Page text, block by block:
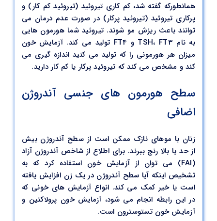
همانطورکه گفته شد، کم کاری تیروئید (تیروئید کم کار) و
پرکاری تیروئید (تیروئید پرکار) در صورت عدم درمان می
توانند باعث ریزش مو شوند. تیروئید شما هورمون هایی
به نام TSH، FT3 و FT4 تولید می کند. آزمایش خون
میزان هر هورمونی را که تولید می کنید اندازه گیری می
کند و مشخص می کند که تیروئید پرکار یا کم کار دارید.
سطح هورمون های جنسی آندروژن
اضافی
زنان با موهای نازک ممکن است از سطح آندروژن بیش
از حد یا بالا رنج ببرند. برای اطلاع از شاخص آندروژن آزاد
(FAI) می توان از آزمایش خون استفاده کرد که به
تشخیص اینکه آیا سطح آندروژن در یک زن افزایش یافته
است یا خیر کمک می کند. انواع آزمایش های خونی که
در این رابطه انجام می شود، آزمایش خون پرولاکتین و
آزمایش خون تستوسترون است.